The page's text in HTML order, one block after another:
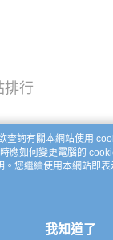
排行
查詢有關本網站使用
應如何變更電腦的
。您繼續使用本網站即
cookie。
我知道了